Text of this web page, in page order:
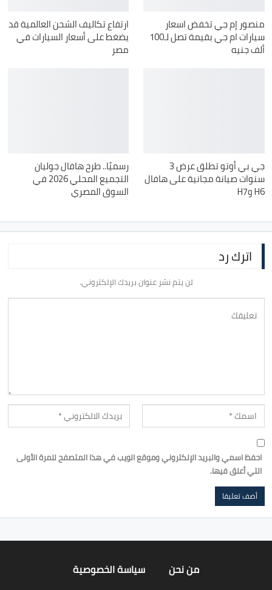
منصور إم جي تخفض اسعار
سيارات ام جي بقيمة تصل لـ100
ألف جنيه
ارتفاع تكاليف الشحن العالمية قد
يضغط على أسعار السيارات في
مصر
جي بي أوتو تطلق عرض 3
سنوات صيانة مجانية على هافال
H6 وH7
رسميًا.. طرح هافال جوليان
التجميع المحلي 2026 في
السوق المصري
اترك رد
لن يتم نشر عنوان بريدك الإلكتروني.
احفظ اسمي والبريد الإلكتروني وموقع الويب في هذا المتصفح للمرة الأولى
التي أعلق فيها.
من نحن سياسة الخصوصية